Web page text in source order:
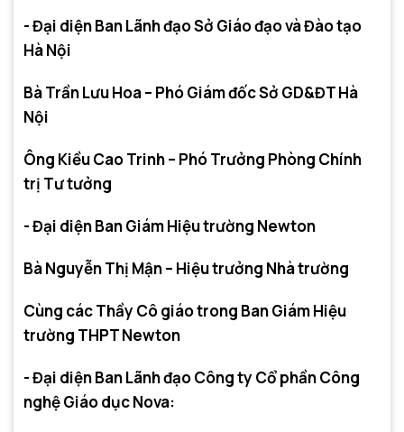
- Đại diện Ban Lãnh đạo Sở Giáo đạo và Đào tạo
Hà Nội
Bà Trần Lưu Hoa – Phó Giám đốc Sở GD&ĐT Hà
Nội
Ông Kiều Cao Trinh – Phó Trưởng Phòng Chính
trị Tư tưởng
- Đại diện Ban Giám Hiệu trường Newton
Bà Nguyễn Thị Mận – Hiệu trưởng Nhà trường
Cùng các Thầy Cô giáo trong Ban Giám Hiệu
trường THPT Newton
- Đại diện Ban Lãnh đạo Công ty Cổ phần Công
nghệ Giáo dục Nova: